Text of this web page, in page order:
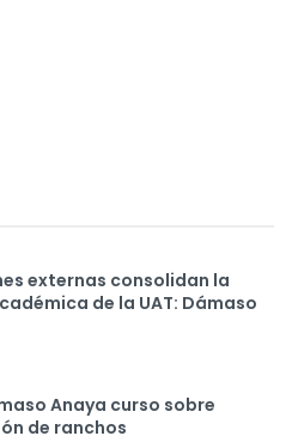
externas consolidan la
de la UAT: Dámaso
Anaya curso sobre
de ranchos